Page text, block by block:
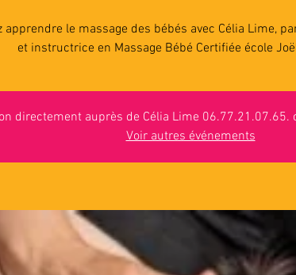
apprendre le massage des bébés avec Célia Lime,
et instructrice en Massage Bébé Certifiée école
directement auprès de Célia Lime 06.77.21.07.65.
Voir autres événements